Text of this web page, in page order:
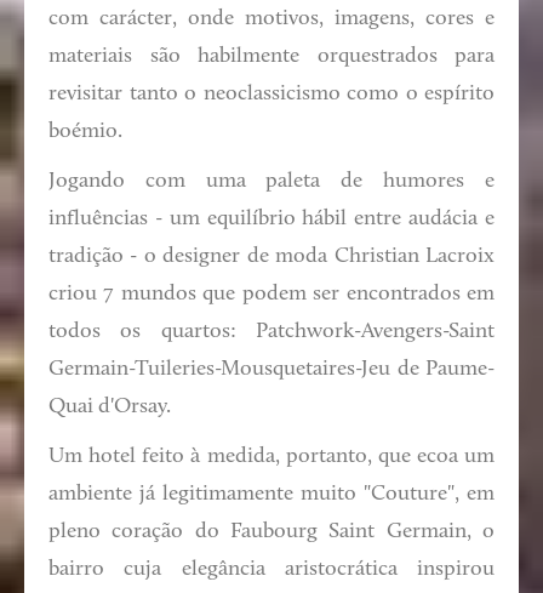
com carácter, onde motivos, imagens, cores e
materiais são habilmente orquestrados para
revisitar tanto o neoclassicismo como o espírito
boémio.
Jogando com uma paleta de humores e
influências - um equilíbrio hábil entre audácia e
tradição - o designer de moda Christian Lacroix
criou 7 mundos que podem ser encontrados em
todos os quartos: Patchwork-Avengers-Saint
Germain-Tuileries-Mousquetaires-Jeu de Paume-
Quai d'Orsay.
Um hotel feito à medida, portanto, que ecoa um
ambiente já legitimamente muito "Couture", em
pleno coração do Faubourg Saint Germain, o
bairro cuja elegância aristocrática inspirou